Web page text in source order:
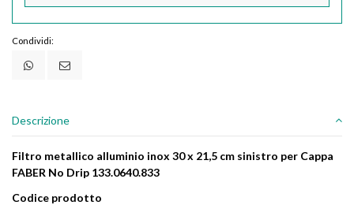
Condividi:
Descrizione
Filtro metallico alluminio inox 30 x 21,5 cm sinistro per Cappa
FABER No Drip 133.0640.833
Codice prodotto